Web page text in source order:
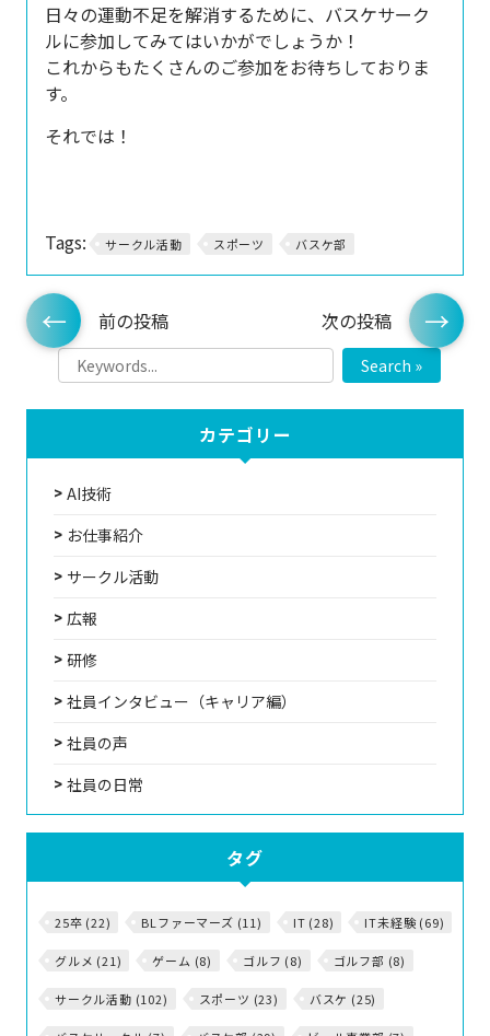
日々の運動不足を解消するために、バスケサーク
ルに参加してみてはいかがでしょうか！
これからもたくさんのご参加をお待ちしておりま
す。
それでは！
Tags: サークル活動 スポーツ バスケ部
前の投稿 次の投稿
Search »
カテゴリー
AI技術
お仕事紹介
サークル活動
広報
研修
社員インタビュー（キャリア編）
社員の声
社員の日常
タグ
25卒 (22) BLファーマーズ (11) IT (28) IT未経験 (69)
グルメ (21) ゲーム (8) ゴルフ (8) ゴルフ部 (8)
サークル活動 (102) スポーツ (23) バスケ (25)